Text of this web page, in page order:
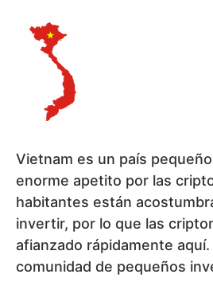
Vietnam es un país
enorme apetito por las
habitantes están
invertir, por lo que las
afianzado rápidamente
comunidad de pequeños